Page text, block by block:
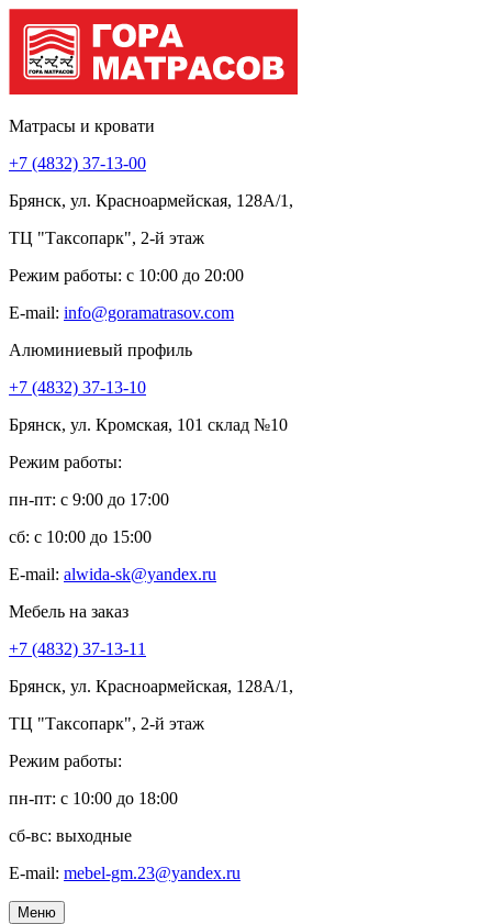
Матрасы и кровати
+7 (4832) 37-13-00
Брянск, ул. Красноармейская, 128А/1,
ТЦ "Таксопарк", 2-й этаж
Режим работы: c 10:00 до 20:00
E-mail: info@goramatrasov.com
Алюминиевый профиль
+7 (4832) 37-13-10
Брянск, ул. Кромская, 101 склад №10
Режим работы:
пн-пт: c 9:00 до 17:00
сб: c 10:00 до 15:00
E-mail: alwida-sk@yandex.ru
Мебель на заказ
+7 (4832) 37-13-11
Брянск, ул. Красноармейская, 128А/1,
ТЦ "Таксопарк", 2-й этаж
Режим работы:
пн-пт: c 10:00 до 18:00
сб-вс: выходные
E-mail: mebel-gm.23@yandex.ru
Меню